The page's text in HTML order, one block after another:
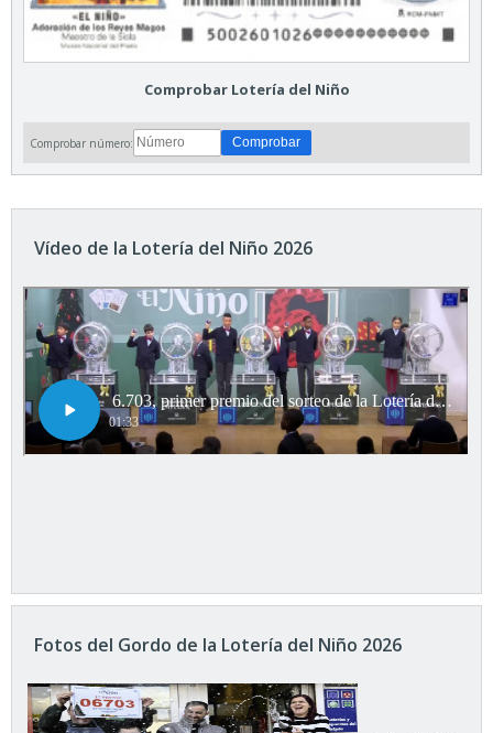
Comprobar Lotería del Niño
Comprobar número:
Vídeo de la Lotería del Niño 2026
Fotos del Gordo de la Lotería del Niño 2026